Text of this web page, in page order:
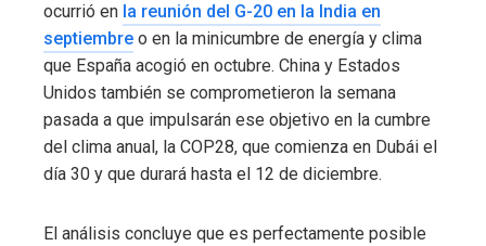
ocurrió en la reunión del G-20 en la India en
septiembre o en la minicumbre de energía y clima
que España acogió en octubre. China y Estados
Unidos también se comprometieron la semana
pasada a que impulsarán ese objetivo en la cumbre
del clima anual, la COP28, que comienza en Dubái el
día 30 y que durará hasta el 12 de diciembre.
El análisis concluye que es perfectamente posible